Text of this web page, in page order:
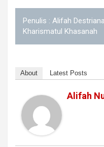
Penulis : Alifah
Kharismatul Khasanah
About Latest Posts
Alifah